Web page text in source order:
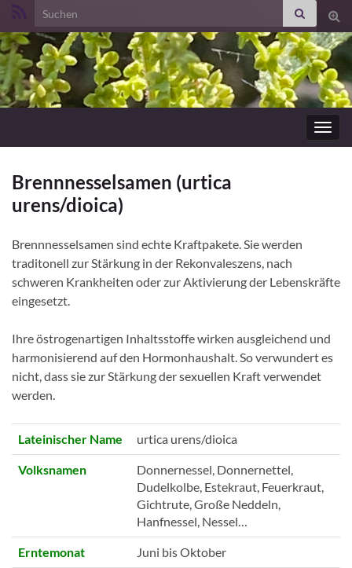
Search for:
Brennnesselsamen (urtica
urens/dioica)
Brennnesselsamen sind echte Kraftpakete. Sie werden
traditonell zur Stärkung in der Rekonvaleszens, nach
schweren Krankheiten oder zur Aktivierung der Lebenskräfte
eingesetzt.
Ihre östrogenartigen Inhaltsstoffe wirken ausgleichend und
harmonisierend auf den Hormonhaushalt. So verwundert es
nicht, dass sie zur Stärkung der sexuellen Kraft verwendet
werden.
Lateinischer Name urtica urens/dioica
Volksnamen
Donnernessel, Donnernettel,
Dudelkolbe, Estekraut, Feuerkraut,
Gichtrute, Große Neddeln,
Hanfnessel, Nessel…
Erntemonat Juni bis Oktober